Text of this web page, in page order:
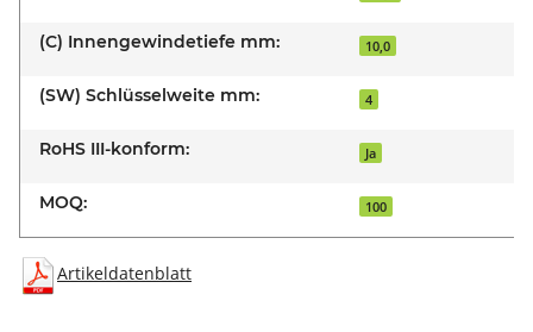
(C) Innengewindetiefe mm: 10,0
(SW) Schlüsselweite mm: 4
RoHS III-konform: Ja
MOQ: 100
Artikeldatenblatt